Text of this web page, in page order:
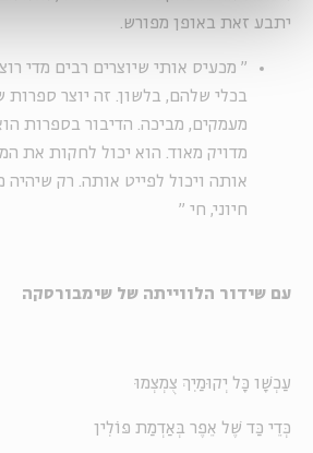
יתבע זאת באופן מפורש.
" מכעיס אותי שיוצרים רבים מדי
בכלי שלהם, בלשון. זה יוצר
מעמקים, מביכה. הדיבור בספרות
מדויק מאוד. הוא יכול לחקות את
אותה ויכול לפייט אותה. רק שיהיה
חיוני, חי "
עם שידור הלווייתה של שימבורסקה
עַכְשָׁו כָּל יְקוּמַיִךְ צֻמְצְמוּ
כְּדֵי כַּד שֶׁל אֵפֶר בְּאַדְמַת פּוֹלִין